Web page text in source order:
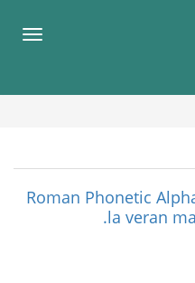
"Roman Phonetic
la veran